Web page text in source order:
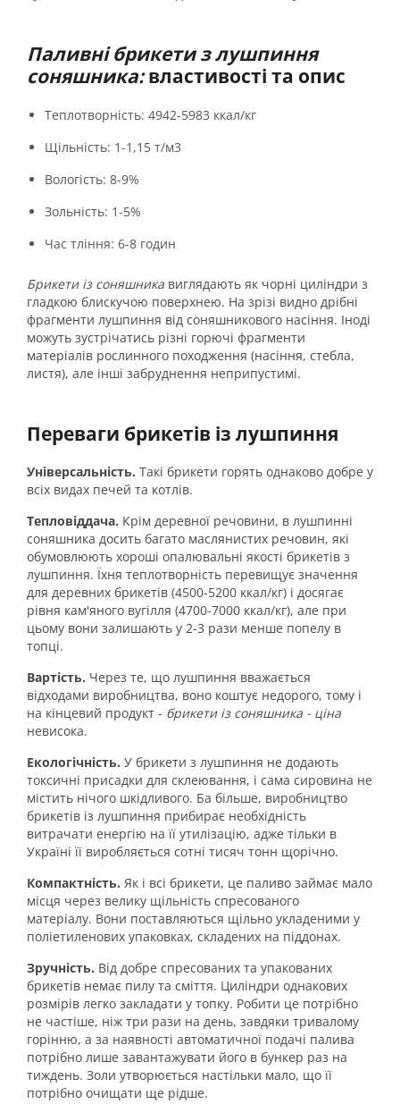
Паливні брикети з лушпиння
соняшника:властивості та опис
Теплотворність: 4942-5983 ккал/кг
Щільність: 1-1,15 т/м3
Вологість: 8-9%
Зольність: 1-5%
Час тління: 6-8 годин
Брикети із соняшника виглядають як чорні циліндри з
гладкою блискучою поверхнею. На зрізі видно дрібні
фрагменти лушпиння від соняшникового насіння. Іноді
можуть зустрічатись різні горючі фрагменти
матеріалів рослинного походження (насіння, стебла,
листя), але інші забруднення неприпустимі.
Переваги брикетів із лушпиння
Універсальність. Такі брикети горять однаково добре у
всіх видах печей та котлів.
Тепловіддача. Крім деревної речовини, в лушпинні
соняшника досить багато маслянистих речовин, які
обумовлюють хороші опалювальні якості брикетів з
лушпиння. Їхня теплотворність перевищує значення
для деревних брикетів (4500-5200 ккал/кг) і досягає
рівня кам'яного вугілля (4700-7000 ккал/кг), але при
цьому вони залишають у 2-3 рази менше попелу в
топці.
Вартість. Через те, що лушпиння вважається
відходами виробництва, воно коштує недорого, тому і
на кінцевий продукт - брикети із соняшника - ціна
невисока.
Екологічність. У брикети з лушпиння не додають
токсичні присадки для склеювання, і сама сировина не
містить нічого шкідливого. Ба більше, виробництво
брикетів із лушпиння прибирає необхідність
витрачати енергію на її утилізацію, адже тільки в
Україні її виробляється сотні тисяч тонн щорічно.
Компактність. Як і всі брикети, це паливо займає мало
місця через велику щільність спресованого
матеріалу. Вони поставляються щільно укладеними у
поліетиленових упаковках, складених на піддонах.
Зручність. Від добре спресованих та упакованих
брикетів немає пилу та сміття. Циліндри однакових
розмірів легко закладати у топку. Робити це потрібно
не частіше, ніж три рази на день, завдяки тривалому
горінню, а за наявності автоматичної подачі палива
потрібно лише завантажувати його в бункер раз на
тиждень. Золи утворюється настільки мало, що її
потрібно очищати ще рідше.